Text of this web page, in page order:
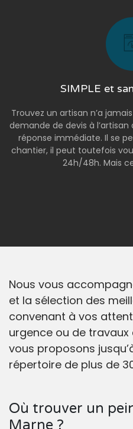
SIMPLE et
Trouvez un artisan n’a
demande de devis à
réponse immédiate. Il se
chantier, il peut toutefois
24h/48h. Mais
Nous vous
et la sélection des
convenant à vos
urgence ou de travaux
vous proposons
répertoire de plus de
Où trouver un
Marne ?